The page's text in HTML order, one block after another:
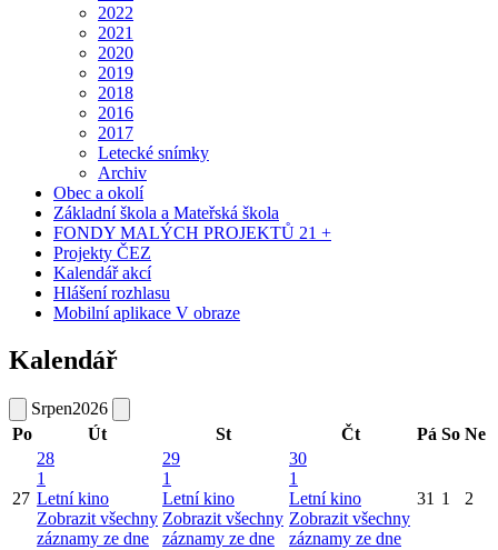
2022
2021
2020
2019
2018
2016
2017
Letecké snímky
Archiv
Obec a okolí
Základní škola a Mateřská škola
FONDY MALÝCH PROJEKTŮ 21 +
Projekty ČEZ
Kalendář akcí
Hlášení rozhlasu
Mobilní aplikace V obraze
Kalendář
Srpen2026
Po
Út St Čt Pá So Ne
27
28
1
Letní kino
Zobrazit všechny
záznamy ze dne
29
1
Letní kino
Zobrazit všechny
záznamy ze dne
30
1
Letní kino
Zobrazit všechny
záznamy ze dne
31 1 2